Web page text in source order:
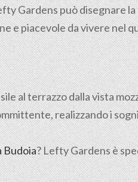
Gardens può disegnare
e piacevole da vivere nel
al terrazzo dalla vista
realizzando i
Budoia? Lefty Gardens è